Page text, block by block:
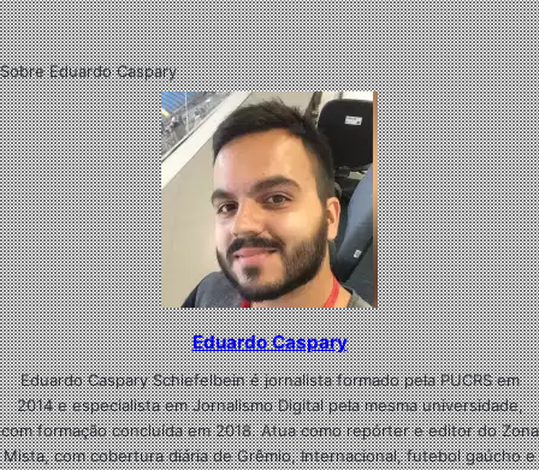
Sobre Eduardo Caspary
Eduardo Caspary
Eduardo Caspary Schiefelbein é jornalista formado pela PUCRS em
2014 e especialista em Jornalismo Digital pela mesma universidade,
com formação concluída em 2018. Atua como repórter e editor do Zona
Mista, com cobertura diária de Grêmio, Internacional, futebol gaúcho e